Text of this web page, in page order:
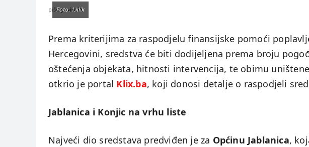
piše:prviklik
Foto: 1.klik
Prema kriterijima za raspodjelu finansijske pomoći
Hercegovini, sredstva će biti dodijeljena prema broju
oštećenja objekata, hitnosti intervencija, te obimu
otkrio je portal Klix.ba, koji donosi detalje o raspodjeli
Jablanica i Konjic na vrhu liste
Najveći dio sredstava predviđen je za Općinu Jablanica,